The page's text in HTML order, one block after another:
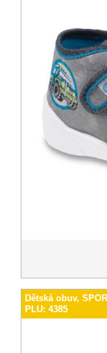
Dětská obuv,
PLU: 4385